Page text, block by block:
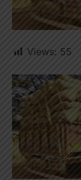
Views: 55